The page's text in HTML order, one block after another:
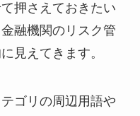
押さえておきたい
融機関のリスク管
見えてきます。
ゴリの周辺用語や